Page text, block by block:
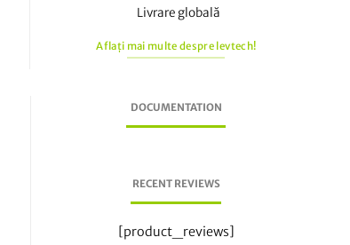
Livrare globală
Aflați mai multe despre levtech!
DOCUMENTATION
RECENT REVIEWS
[product_reviews]